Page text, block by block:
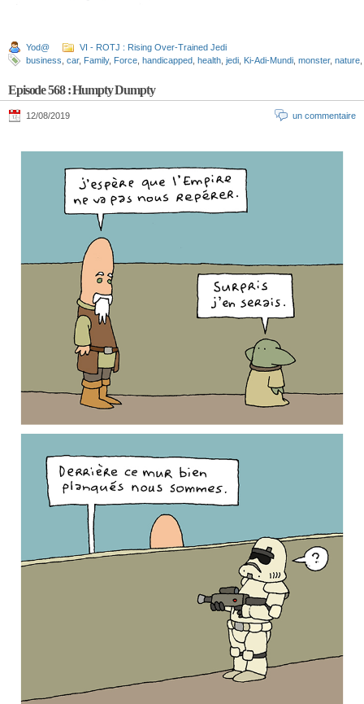
Yod@
VI - ROTJ : Rising Over-Trained Jedi
business car, Family, Force handicapped health jedi Ki-Adi-Mundi monster, nature
Episode 568 : Humpty Dumpty
12/08/2019 un commentaire